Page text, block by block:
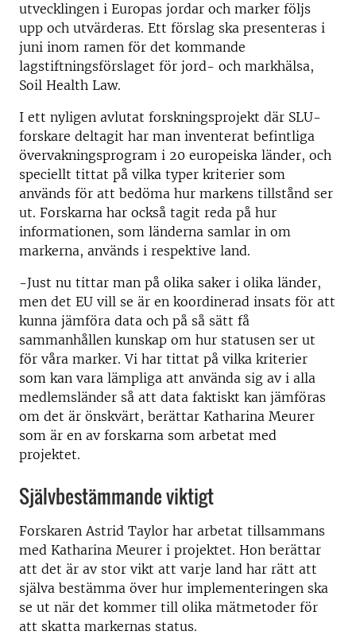
utvecklingen i Europas jordar och marker följs
upp och utvärderas. Ett förslag ska presenteras i
juni inom ramen för det kommande
lagstiftningsförslaget för jord- och markhälsa,
Soil Health Law.
I ett nyligen avlutat forskningsprojekt där SLU-
forskare deltagit har man inventerat befintliga
övervakningsprogram i 20 europeiska länder, och
speciellt tittat på vilka typer kriterier som
används för att bedöma hur markens tillstånd ser
ut. Forskarna har också tagit reda på hur
informationen, som länderna samlar in om
markerna, används i respektive land.
-Just nu tittar man på olika saker i olika länder,
men det EU vill se är en koordinerad insats för att
kunna jämföra data och på så sätt få
sammanhållen kunskap om hur statusen ser ut
för våra marker. Vi har tittat på vilka kriterier
som kan vara lämpliga att använda sig av i alla
medlemsländer så att data faktiskt kan jämföras
om det är önskvärt, berättar Katharina Meurer
som är en av forskarna som arbetat med
projektet.
Självbestämmande viktigt
Forskaren Astrid Taylor har arbetat tillsammans
med Katharina Meurer i projektet. Hon berättar
att det är av stor vikt att varje land har rätt att
själva bestämma över hur implementeringen ska
se ut när det kommer till olika mätmetoder för
att skatta markernas status.